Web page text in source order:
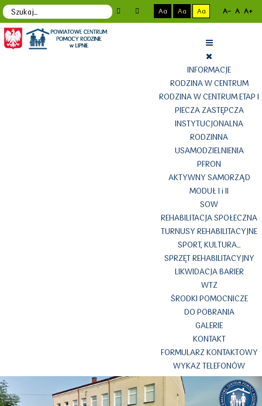
Aa Aa Aa A- A A+
INFORMACJE
RODZINA W CENTRUM
RODZINA W CENTRUM ETAP I
PIECZA ZASTĘPCZA
INSTYTUCJONALNA
RODZINNA
USAMODZIELNIENIA
PFRON
AKTYWNY SAMORZĄD
MODUŁ I i II
SOW
REHABILITACJA SPOŁECZNA
TURNUSY REHABILITACYJNE
SPORT, KULTURA...
SPRZĘT REHABILITACYJNY
LIKWIDACJA BARIER
WTZ
ŚRODKI POMOCNICZE
DO POBRANIA
GALERIE
KONTAKT
FORMULARZ KONTAKTOWY
WYKAZ TELEFONÓW